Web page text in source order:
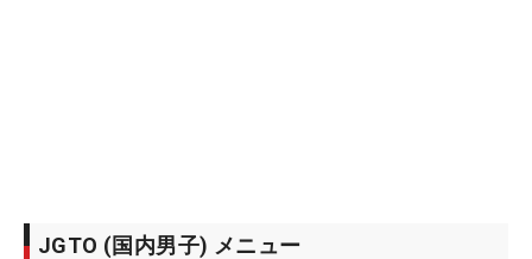
JGTO (国内男子) メニュー